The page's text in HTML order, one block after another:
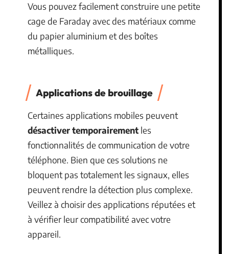
Vous pouvez facilement construire une petite
cage de Faraday avec des matériaux comme
du papier aluminium et des boîtes
métalliques.
Applications de brouillage
Certaines applications mobiles peuvent
désactiver temporairement les
fonctionnalités de communication de votre
téléphone. Bien que ces solutions ne
bloquent pas totalement les signaux, elles
peuvent rendre la détection plus complexe.
Veillez à choisir des applications réputées et
à vérifier leur compatibilité avec votre
appareil.